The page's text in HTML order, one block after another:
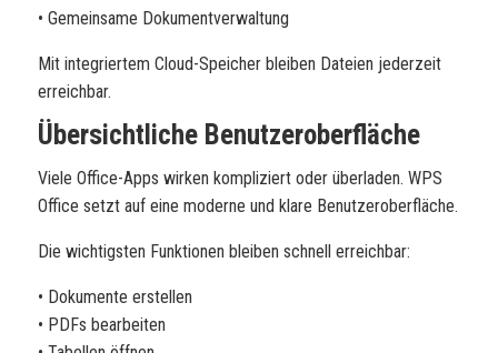
• Gemeinsame Dokumentverwaltung
Mit integriertem Cloud-Speicher bleiben Dateien jederzeit
erreichbar.
Übersichtliche Benutzeroberfläche
Viele Office-Apps wirken kompliziert oder überladen. WPS
Office setzt auf eine moderne und klare Benutzeroberfläche.
Die wichtigsten Funktionen bleiben schnell erreichbar:
• Dokumente erstellen
• PDFs bearbeiten